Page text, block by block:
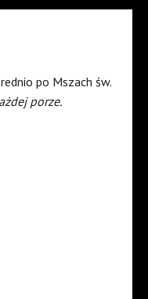
po Mszach św.
porze.